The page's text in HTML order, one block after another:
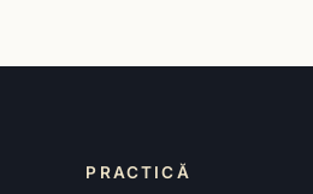
PRACTICĂ